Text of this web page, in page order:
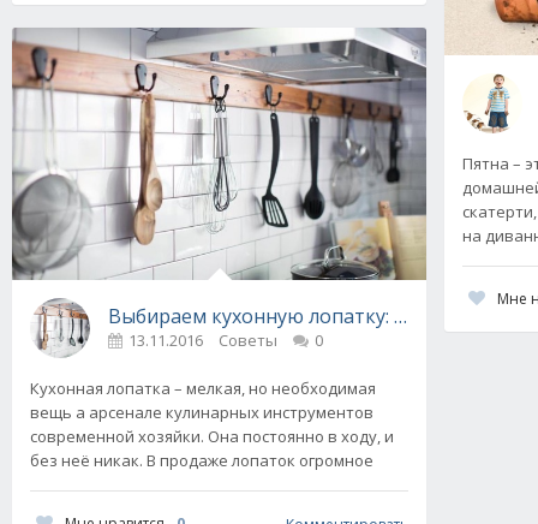
Выбираем кухонную лопатку: силикон,
13.11.2016 Советы 0
Кухонная лопатка – мелкая, но необходимая
вещь а арсенале кулинарных инструментов
современной хозяйки. Она постоянно в ходу, и
без неё никак. В продаже лопаток огромное
Пятна –
на
Мне